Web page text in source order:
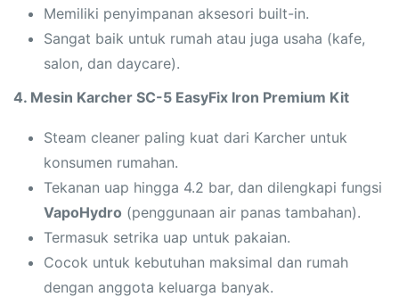
Memiliki penyimpanan aksesori built-in.
Sangat baik untuk rumah atau juga usaha (kafe,
salon, dan daycare).
4. Mesin Karcher SC-5 EasyFix Iron Premium Kit
Steam cleaner paling kuat dari Karcher untuk
konsumen rumahan.
Tekanan uap hingga 4.2 bar, dan dilengkapi fungsi
VapoHydro (penggunaan air panas tambahan).
Termasuk setrika uap untuk pakaian.
Cocok untuk kebutuhan maksimal dan rumah
dengan anggota keluarga banyak.